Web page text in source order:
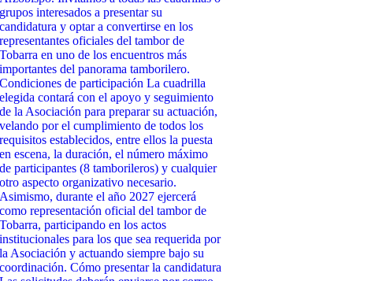
grupos interesados a presentar su
candidatura y optar a convertirse en los
representantes oficiales del tambor de
Tobarra en uno de los encuentros más
importantes del panorama tamborilero.
Condiciones de participación La cuadrilla
elegida contará con el apoyo y seguimiento
de la Asociación para preparar su actuación,
velando por el cumplimiento de todos los
requisitos establecidos, entre ellos la puesta
en escena, la duración, el número máximo
de participantes (8 tamborileros) y cualquier
otro aspecto organizativo necesario.
Asimismo, durante el año 2027 ejercerá
como representación oficial del tambor de
Tobarra, participando en los actos
institucionales para los que sea requerida por
la Asociación y actuando siempre bajo su
coordinación. Cómo presentar la candidatura